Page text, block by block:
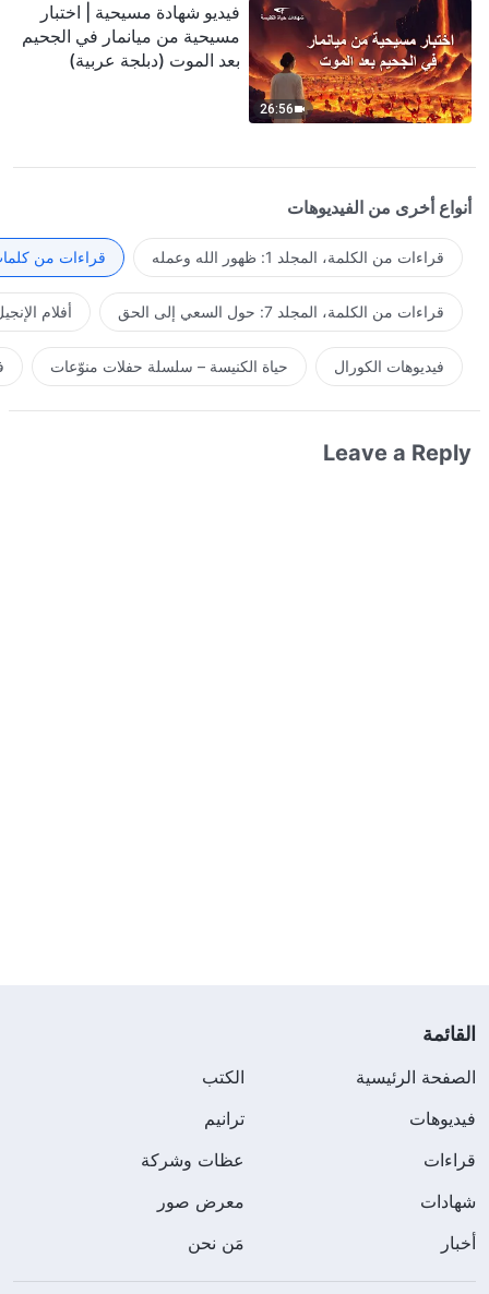
26:56
فيديو شهادة مسيحية | اختبار
مسيحية من ميانمار في الجحيم
بعد الموت (دبلجة عربية)
أنواع أخرى من الفيديوهات
قراءات من الكلمة، المجلد 1: ظهور الله وعمله قراءات من
قراءات من الكلمة، المجلد 7: حول السعي إلى الحق أفلام
فيديوهات الكورال حياة الكنيسة – سلسلة حفلات منوّعات
Leave a Reply
القائمة
الصفحة الرئيسية
الكتب
فيديوهات
ترانيم
قراءات
عظات وشركة
شهادات
معرض صور
أخبار
مَن نحن